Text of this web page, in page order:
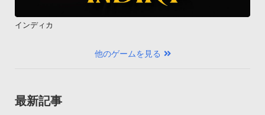
インディカ
他のゲームを見る
最新記事